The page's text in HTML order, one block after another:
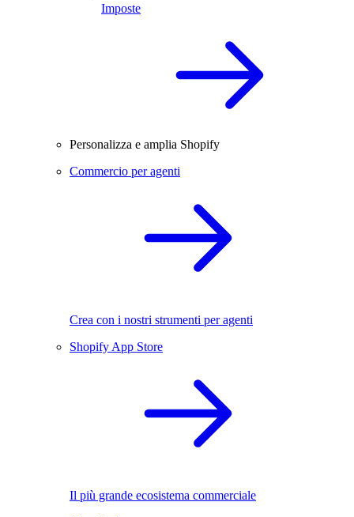
Imposte
Personalizza e amplia Shopify
Commercio per agenti
Crea con i nostri strumenti per agenti
Shopify App Store
Il più grande ecosistema commerciale